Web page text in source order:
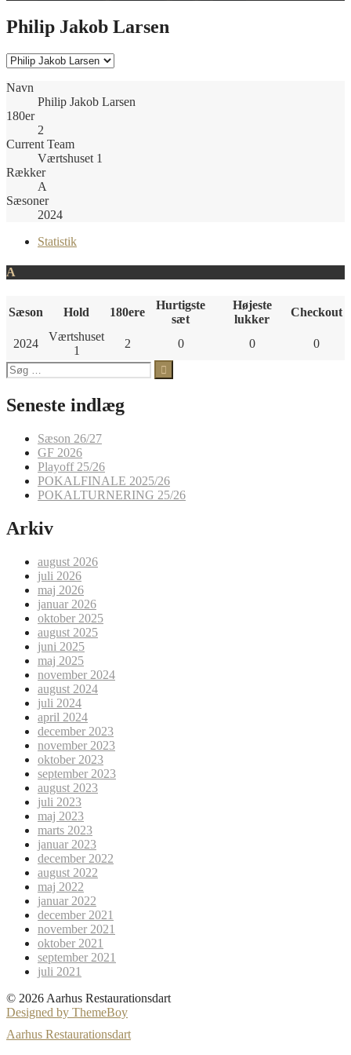
Philip Jakob Larsen
Navn
Philip Jakob Larsen
180er
2
Current Team
Værtshuset 1
Rækker
A
Sæsoner
2024
Statistik
A
Sæson Hold 180ere
Hurtigste
sæt
Højeste
lukker
Checkout
2024
Værtshuset
1
2 0 0
0
Søg
efter:
Seneste indlæg
Sæson 26/27
GF 2026
Playoff 25/26
POKALFINALE 2025/26
POKALTURNERING 25/26
Arkiv
august 2026
juli 2026
maj 2026
januar 2026
oktober 2025
august 2025
juni 2025
maj 2025
november 2024
august 2024
juli 2024
april 2024
december 2023
november 2023
oktober 2023
september 2023
august 2023
juli 2023
maj 2023
marts 2023
januar 2023
december 2022
august 2022
maj 2022
januar 2022
december 2021
november 2021
oktober 2021
september 2021
juli 2021
© 2026 Aarhus Restaurationsdart
Designed by ThemeBoy
Aarhus Restaurationsdart